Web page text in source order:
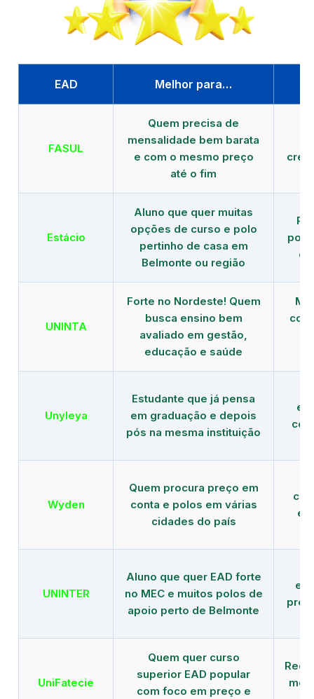
EAD Melhor para…
FASUL
Quem precisa de
mensalidade bem barata
e com o mesmo preço
até o fim
Estácio
Aluno que quer muitas
opções de curso e polo
pertinho de casa em
Belmonte ou região
UNINTA
Forte no Nordeste! Quem
busca ensino bem
avaliado em gestão,
educação e saúde
Unyleya
Estudante que já pensa
em graduação e depois
pós na mesma instituição
Wyden
Quem procura preço em
conta e polos em várias
cidades do país
UNINTER
Aluno que quer EAD forte
no MEC e muitos polos de
apoio perto de Belmonte
UniFatecie
Quem quer curso
superior EAD popular
com foco em preço e